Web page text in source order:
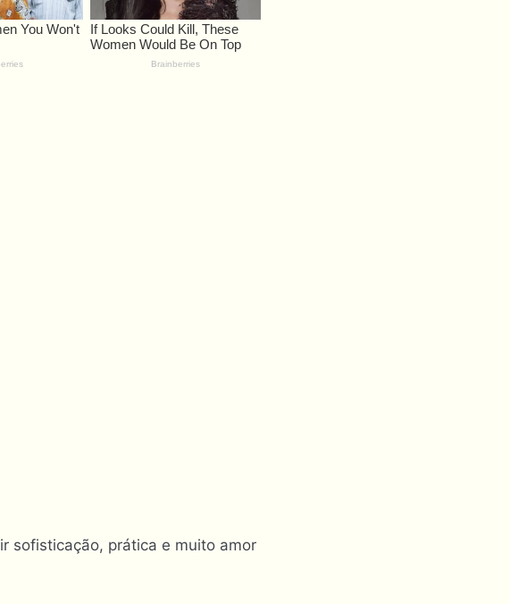
sofisticação, prática e muito amor